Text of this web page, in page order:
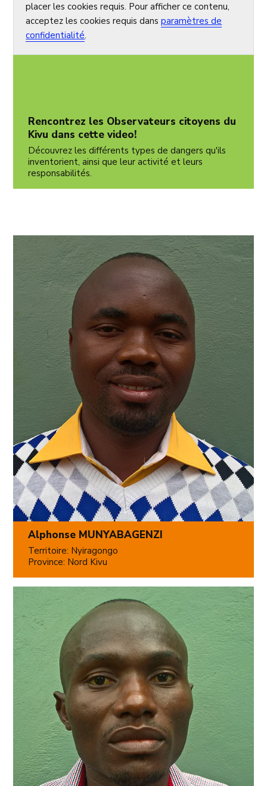
placer les cookies requis. Pour afficher ce contenu,
acceptez les cookies requis dansparamètres de
confidentialité.
Rencontrez les Observateurs citoyens du
Kivu dans cette video!
Découvrez les différents types de dangers qu'ils
inventorient, ainsi que leur activité et leurs
responsabilités.
Alphonse MUNYABAGENZI
Territoire: Nyiragongo
Province: Nord Kivu